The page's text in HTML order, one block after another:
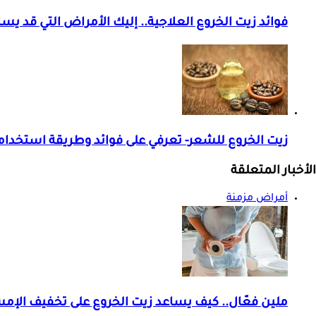
فوائد زيت الخروع العلاجية.. إليك الأمراض التي قد
زيت الخروع للشعر- تعرفي على فوائد وطريقة
الأخبار المتعلقة
أمراض مزمنة
ملين فعّال.. كيف يساعد زيت الخروع على تخفيف